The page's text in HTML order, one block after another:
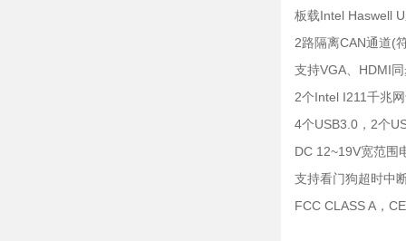
板载Intel Haswell
2路隔离CAN通道(
支持VGA、HDMI
2个Intel I211千兆
4个USB3.0，2个
DC 12~19V宽范围
支持看门狗超时中
FCC CLASS A，